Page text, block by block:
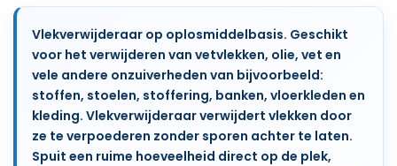
Vlekverwijderaar op oplosmiddelbasis. Geschikt
voor het verwijderen van vetvlekken, olie, vet en
vele andere onzuiverheden van bijvoorbeeld:
stoffen, stoelen, stoffering, banken, vloerkleden en
kleding. Vlekverwijderaar verwijdert vlekken door
ze te verpoederen zonder sporen achter te laten.
Spuit een ruime hoeveelheid direct op de plek,